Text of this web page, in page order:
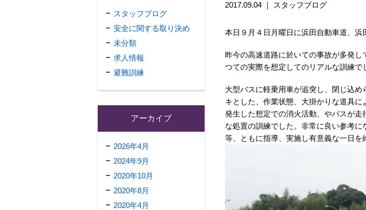
2017.09.04 ｜ スタッフブログ
本日９月４日月曜日に浜田自動車道、浜
昨今の高速道路に於いての事故が多発
つての実際を想定してのリアルな訓練で
大型バスに軽乗用車が追突し、閉じ込
キとした、作業状態、大掛かりな道具
発生した想定での消火活動、やバスが
な処置の訓練でした。非常に良い参考
等、ともに指導、実施し有意義な一日を
スタッフブログ
安全に関する取り決め
未分類
求人情報
避難訓練
アーカイブ
2026年4月
2024年9月
2020年10月
2020年8月
2020年4月